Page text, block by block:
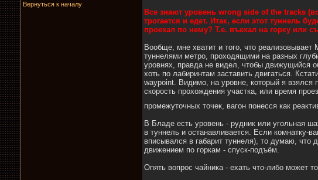
Вернуться к началу
Все знают уровень wrong side of the tracks
трогается и едет. Итак, если этот туннель
проехал по нему? Т.е. въехал на горку или
Вообще, мне хватит и того, что
туннелями метро, проходящими на разных
уровнях, правда не видел, чтобы движущийся
хоть по лабиринтам заставить двигаться.
waypoint. Видимо, на уровне, который я взялся
скорость прохождения участка, или время
промежуточных точек, вагон понесся как
В Бладе есть уровень - рудник или угольная
в туннель и останавливается. Если комнатку-
вписывался в габарит туннеля), то думаю, что
движением по горкам - спуск-подъём.
Опять вопрос чайника - ехать что-либо может